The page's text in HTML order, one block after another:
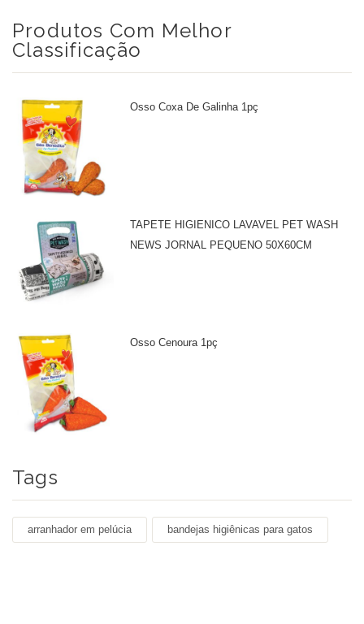
Produtos Com Melhor
Classificação
Osso Coxa De Galinha 1pç
TAPETE HIGIENICO LAVAVEL PET WASH
NEWS JORNAL PEQUENO 50X60CM
Osso Cenoura 1pç
Tags
arranhador em pelúcia bandejas higiênicas para gatos